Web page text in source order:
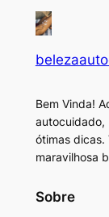
Bem Vinda!
autocuidado,
ótimas dicas.
maravilhosa
Sobre